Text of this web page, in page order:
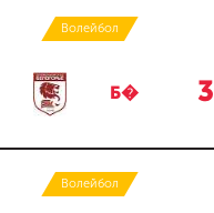
Волейбол
Б� 3
Волейбол